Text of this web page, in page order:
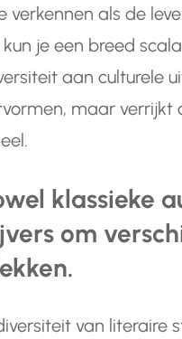
verkennen als de
je een breed
aan culturele
maar
klassieke
om
van literaire